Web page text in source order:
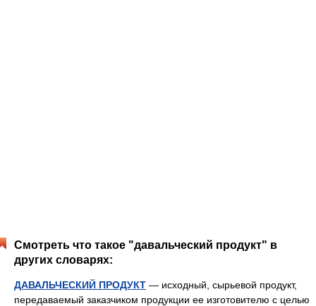
Смотреть что такое "давальческий продукт" в
других словарях:
ДАВАЛЬЧЕСКИЙ ПРОДУКТ — исходный, сырьевой продукт,
передаваемый заказчиком продукции ее изготовителю с целью